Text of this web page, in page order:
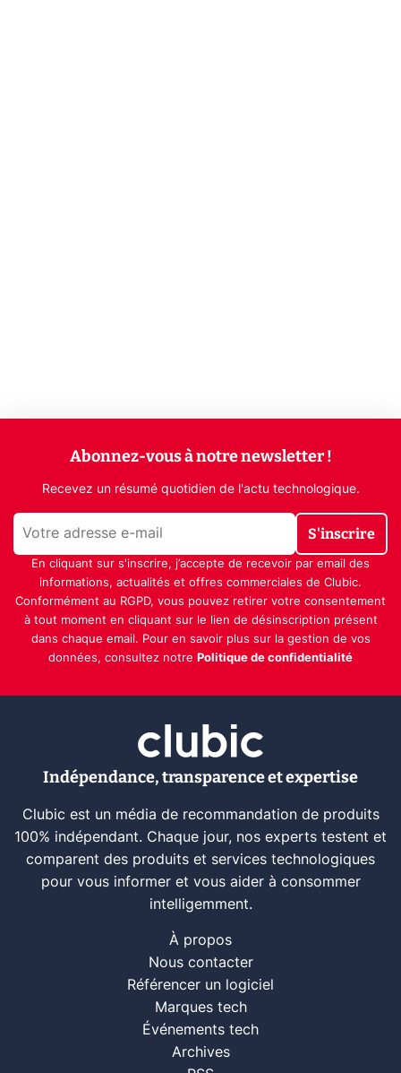
Abonnez-vous à notre newsletter !
Recevez un résumé quotidien de l'actu technologique.
S'inscrire
En cliquant sur s'inscrire, j’accepte de recevoir par email des
informations, actualités et offres commerciales de Clubic.
Conformément au RGPD, vous pouvez retirer votre consentement
à tout moment en cliquant sur le lien de désinscription présent
dans chaque email. Pour en savoir plus sur la gestion de vos
données, consultez notre Politique de confidentialité
Indépendance, transparence et expertise
Clubic est un média de recommandation de produits
100% indépendant. Chaque jour, nos experts testent et
comparent des produits et services technologiques
pour vous informer et vous aider à consommer
intelligemment.
À propos
Nous contacter
Référencer un logiciel
Marques tech
Événements tech
Archives